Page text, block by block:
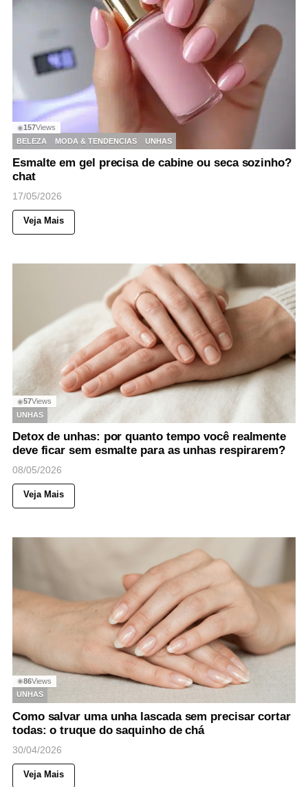
◉157Views
BELEZA
MODA & TENDENCIAS UNHAS
Esmalte em gel precisa de cabine ou seca sozinho?
chat
17/05/2026
Veja Mais
◉57Views
UNHAS
Detox de unhas: por quanto tempo você realmente
deve ficar sem esmalte para as unhas respirarem?
08/05/2026
Veja Mais
◉86Views
UNHAS
Como salvar uma unha lascada sem precisar cortar
todas: o truque do saquinho de chá
30/04/2026
Veja Mais